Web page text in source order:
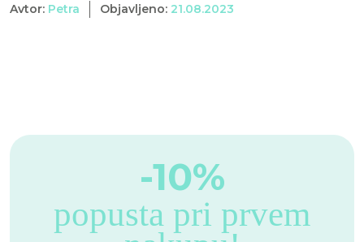
Avtor: Petra Objavljeno: 21.08.2023
-10%
popusta pri prvem